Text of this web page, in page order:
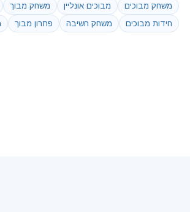
משחק מבוכים מבוכים אונליין משחק מבוך
חידות מבוכים
משחק חשיבה פתרון מבוך